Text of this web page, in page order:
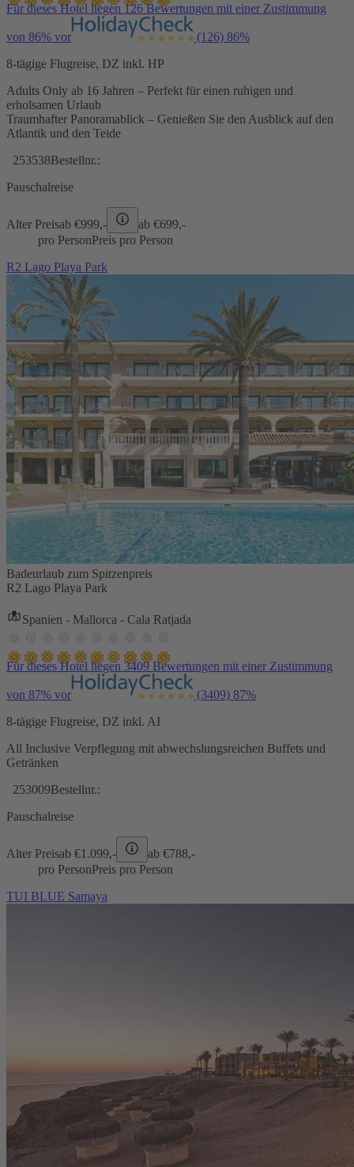
Für dieses Hotel liegen 126 Bewertungen mit einer Zustimmung
von 86% vor (126) 86%
8-tägige Flugreise, DZ inkl. HP
Adults Only ab 16 Jahren – Perfekt für einen ruhigen und
erholsamen Urlaub
Traumhafter Panoramablick – Genießen Sie den Ausblick auf den
Atlantik und den Teide
253538Bestellnr.:
Pauschalreise
Alter Preisab €999,- ab €699,-
pro PersonPreis pro Person
R2 Lago Playa Park
Badeurlaub zum Spitzenpreis
R2 Lago Playa Park
Spanien - Mallorca - Cala Ratjada
Für dieses Hotel liegen 3409 Bewertungen mit einer Zustimmung
von 87% vor (3409) 87%
8-tägige Flugreise, DZ inkl. AI
All Inclusive Verpflegung mit abwechslungsreichen Buffets und
Getränken
253009Bestellnr.:
Pauschalreise
Alter Preisab €1.099,- ab €788,-
pro PersonPreis pro Person
TUI BLUE Samaya